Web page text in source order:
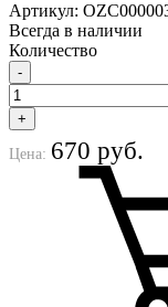
Артикул:
Всегда в наличии
Количество
-
+
Цена: 670 руб.